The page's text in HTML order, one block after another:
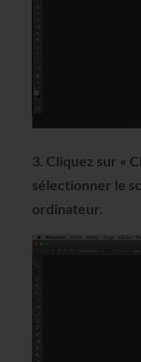
3. Cliquez sur «
sélectionner le
ordinateur.